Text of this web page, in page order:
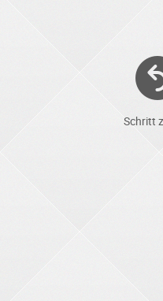
Schritt